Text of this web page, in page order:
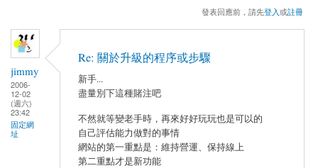
發表回應前，請先登入或註冊
jimmy
2006-
12-02
(週六)
23:42
固定網
址
Re: 關於升級的程序或步驟
新手...
盡量別下這種賭注吧
不然就等變老手時，再來好好玩玩也是可以的
自己評估能力做對的事情
網站的第一重點是：維持營運、保持線上
第二重點才是新功能